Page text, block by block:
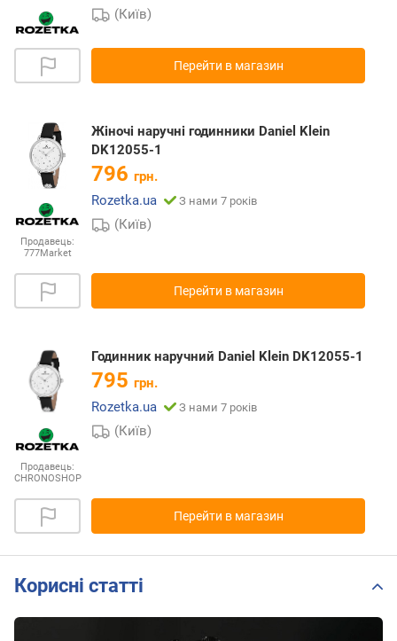
(Київ)
Перейти в магазин
Продавець:
777Market
Жіночі наручні годинники Daniel Klein
DK12055-1
796 грн.
Rozetka.ua
З нами 7 років
(Київ)
Перейти в магазин
Продавець:
CHRONOSHOP
Годинник наручний Daniel Klein DK12055-1
795 грн.
Rozetka.ua
З нами 7 років
(Київ)
Перейти в магазин
Корисні статті